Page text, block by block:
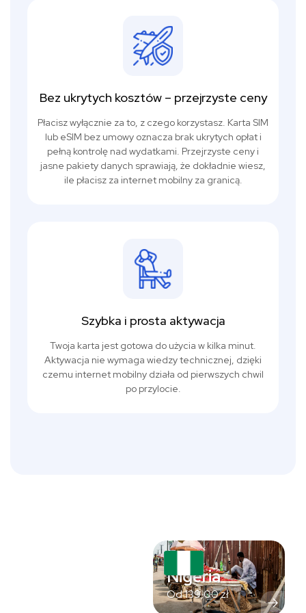
Bez ukrytych kosztów – przejrzyste ceny
Płacisz wyłącznie za to, z czego korzystasz. Karta SIM
lub eSIM bez umowy oznacza brak ukrytych opłat i
pełną kontrolę nad wydatkami. Przejrzyste ceny i
jasne pakiety danych sprawiają, że dokładnie wiesz,
ile płacisz za internet mobilny za granicą.
Szybka i prosta aktywacja
Twoja karta jest gotowa do użycia w kilka minut.
Aktywacja nie wymaga wiedzy technicznej, dzięki
czemu internet mobilny działa od pierwszych chwil
po przylocie.
Nigeria
Od139,00zł